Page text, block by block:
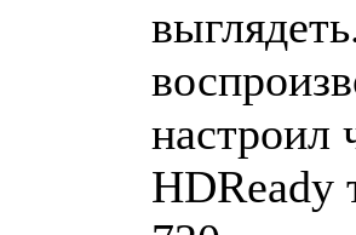
настроил
HDReady